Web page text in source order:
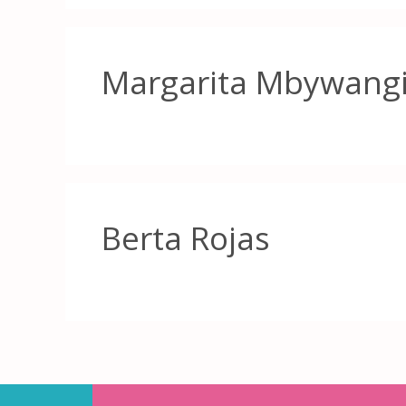
Margarita
Berta Rojas